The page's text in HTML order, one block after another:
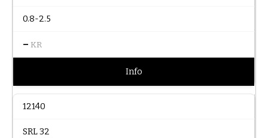
0.8-2.5
– KR
Info
12140
SRL 32